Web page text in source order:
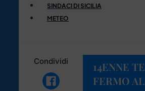
SINDACI DI SICILIA
METEO
Condividi
14ENNE
FERMO